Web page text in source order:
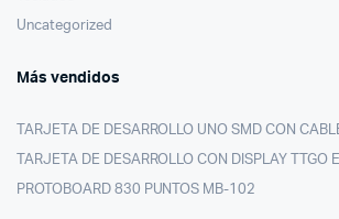
Uncategorized
Más vendidos
TARJETA DE DESARROLLO UNO SMD CON
TARJETA DE DESARROLLO CON DISPLAY TTGO
PROTOBOARD 830 PUNTOS MB-102